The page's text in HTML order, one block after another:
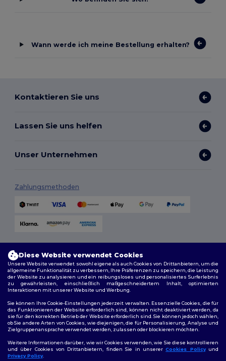
Wann werde ich meine Bestellung erhalten?
Kontaktieren Sie uns
Lassen Sie uns helfen
Unser Unternehmen
Zahlungsmethoden
Folge uns
Diese Website verwendet Cookies
Unsere Website verwendet sowohl eigene als auch Cookies von Drittanbietern, um die
allgemeine Funktionalität zu verbessern, Ihre Präferenzen zu speichern, die Leistung
der Website zu analysieren und ein reibungsloses und personalisiertes Surferlebnis
zu gewährleisten, einschließlich maßgeschneidertem Inhalt, optimierten
Interaktionen mit unserer Website und Werbung.
Sie können Ihre Cookie-Einstellungen jederzeit verwalten. Essenzielle Cookies, die für
das Funktionieren der Website erforderlich sind, können nicht deaktiviert werden, da
sie für den korrekten Betrieb der Website erforderlich sind. Sie können jedoch wählen,
ob Sie andere Arten von Cookies, wie diejenigen, die für Personalisierung, Analyse und
Zielgruppenansprache verwendet werden, zulassen oder blockieren möchten.
Weitere Informationen darüber, wie wir Cookies verwenden, wie Sie diese kontrollieren
und über Cookies von Drittanbietern, finden Sie in unsererCookies Policyund
Privacy Policy.